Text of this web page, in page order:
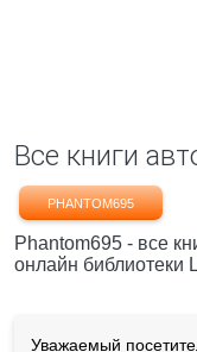
Все книги
PHANTOM695
Phantom695 - все
онлайн библиотеки
Уважаемый